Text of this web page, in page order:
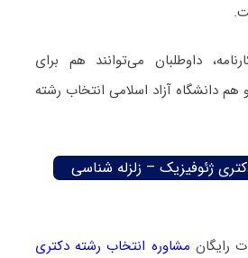
داوطلبان می‌توانند هم برای
دانشگاه آزاد اسلامی انتخاب رشته
ژئوفیزیک – زلزله شناسی
رایگان مشاوره انتخاب رشته دکتری